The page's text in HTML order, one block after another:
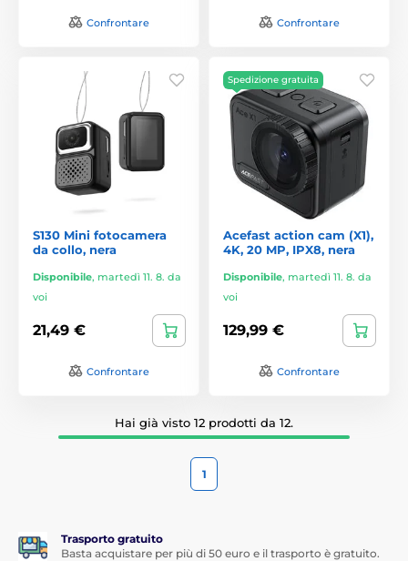
Confrontare Confrontare
S130 Mini fotocamera
da collo, nera
Disponibile, martedì 11. 8. da
voi
21,49 €
Confrontare
Spedizione gratuita
Acefast action cam (X1),
4K, 20 MP, IPX8, nera
Disponibile, martedì 11. 8. da
voi
129,99 €
Confrontare
Hai già visto 12 prodotti da 12.
1
Trasporto gratuito
Basta acquistare per più di 50 euro e il trasporto è gratuito.